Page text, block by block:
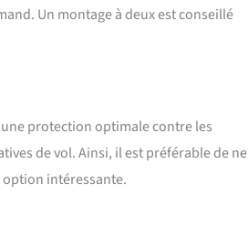
Un montage à deux est conseillé
protection optimale contre les
de vol. Ainsi, il est préférable de ne
option intéressante.